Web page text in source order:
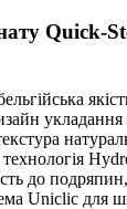
Quick-
укладання
до
Uniclic для